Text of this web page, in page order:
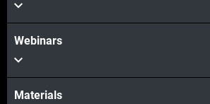
Webinars
Materials